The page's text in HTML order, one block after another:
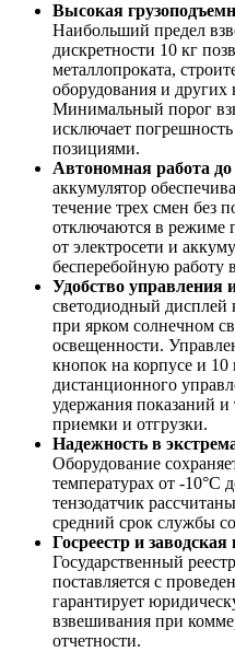
Высокая
Наибольший предел
дискретности 10 кг
металлопроката,
оборудования и
Минимальный порог
исключает
позициями.
Автономная работа до
аккумулятор
течение трех смен без
отключаются в режиме
от электросети и
бесперебойную работу
Удобство
светодиодный дисплей
при ярком солнечном
освещенности.
кнопок на корпусе и 10
дистанционного
удержания показаний
приемки и отгрузки.
Надежность в
Оборудование
температурах от -10°C
тензодатчик
средний срок службы
Госреестр и заводская
Государственный
поставляется с
гарантирует
взвешивания при
отчетности.